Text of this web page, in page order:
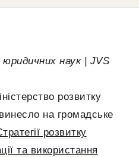
наук | JVS
розвитку
на громадське
розвитку
та використання